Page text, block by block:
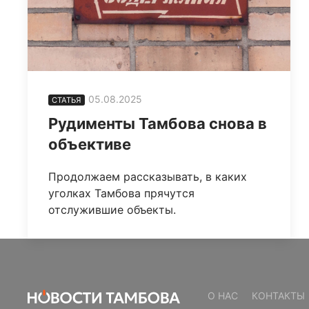
СТАТЬЯ 05.08.2025
Рудименты Тамбова снова в
объективе
Продолжаем рассказывать, в каких
уголках Тамбова прячутся
отслужившие объекты.
О НАС КОНТАКТЫ